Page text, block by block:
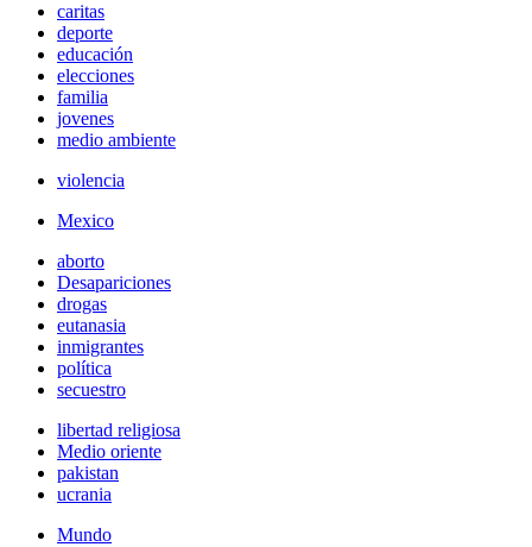
caritas
deporte
educación
elecciones
familia
jovenes
medio ambiente
violencia
Mexico
aborto
Desapariciones
drogas
eutanasia
inmigrantes
política
secuestro
libertad religiosa
Medio oriente
pakistan
ucrania
Mundo